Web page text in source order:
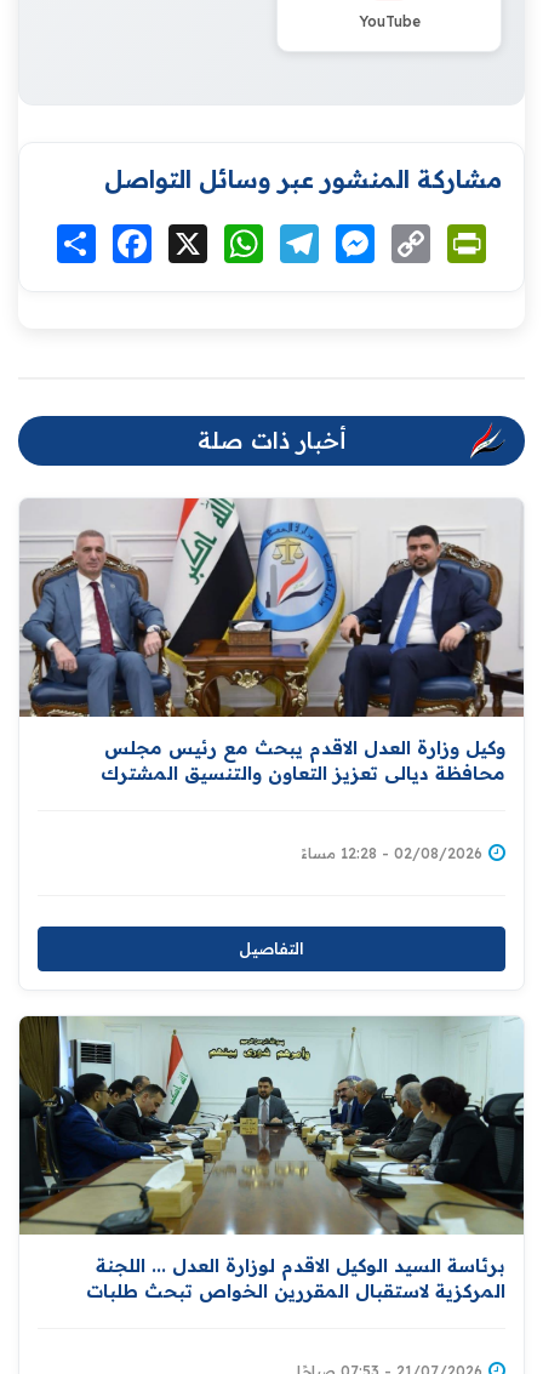
YouTube
مشاركة المنشور عبر وسائل التواصل
انشر Facebook WhatsAppTelegramMessenger
Copy
Link
أخبار ذات صلة
وكيل وزارة العدل الاقدم يبحث مع رئيس مجلس
محافظة ديالى تعزيز التعاون والتنسيق المشترك
02/08/2026 - 12:28 مساءً
التفاصيل
برئاسة السيد الوكيل الاقدم لوزارة العدل ... اللجنة
المركزية لاستقبال المقررين الخواص تبحث طلبات